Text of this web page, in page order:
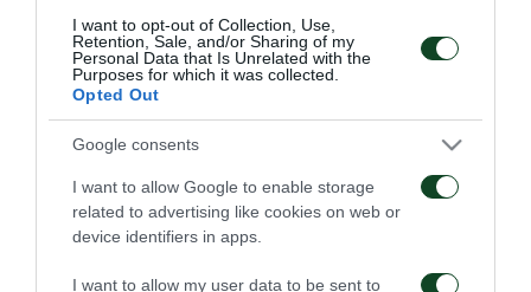
I want to opt-out of Collection, Use,
Retention, Sale, and/or Sharing of my
Personal Data that Is Unrelated with the
Purposes for which it was collected.
Opted Out
Google consents
I want to allow Google to enable storage
related to advertising like cookies on web or
device identifiers in apps.
I want to allow my user data to be sent to
έκαναν ατομικό πρόγραμμα, ενώ ο Εμπό
γυμναστήριο.
Μετά το τέλος του προγράμματος, ο Σωτήρης
Αντωνίου ανακοίνωσε τους ποδοσφαιριστές που
συμπεριλήφθηκαν στην αποστολή του
Παναθηναϊκού Β για το αυριανό εκτός έδρας ματς.
Αυτοί είναι οι: Χριστογεώργος, Σουρδής,